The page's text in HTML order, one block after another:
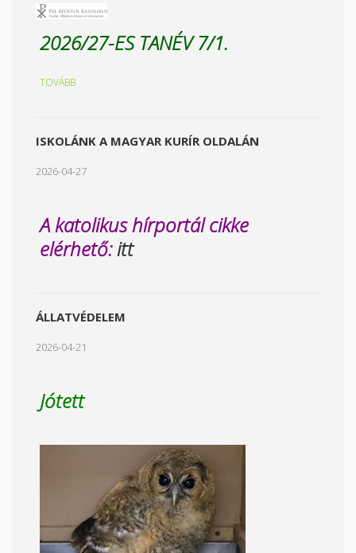
2026/27-ES TANÉV 7/1.
TOVÁBB
ISKOLÁNK A MAGYAR KURÍR OLDALÁN
2026-04-27
A katolikus hírportál cikke
elérhető:itt
ÁLLATVÉDELEM
2026-04-21
Jótett